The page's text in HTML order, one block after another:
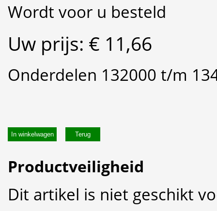
Wordt voor u besteld
Uw prijs: € 11,66
Onderdelen 132000 t/m
In winkelwagen
Productveiligheid
Dit artikel is niet geschikt